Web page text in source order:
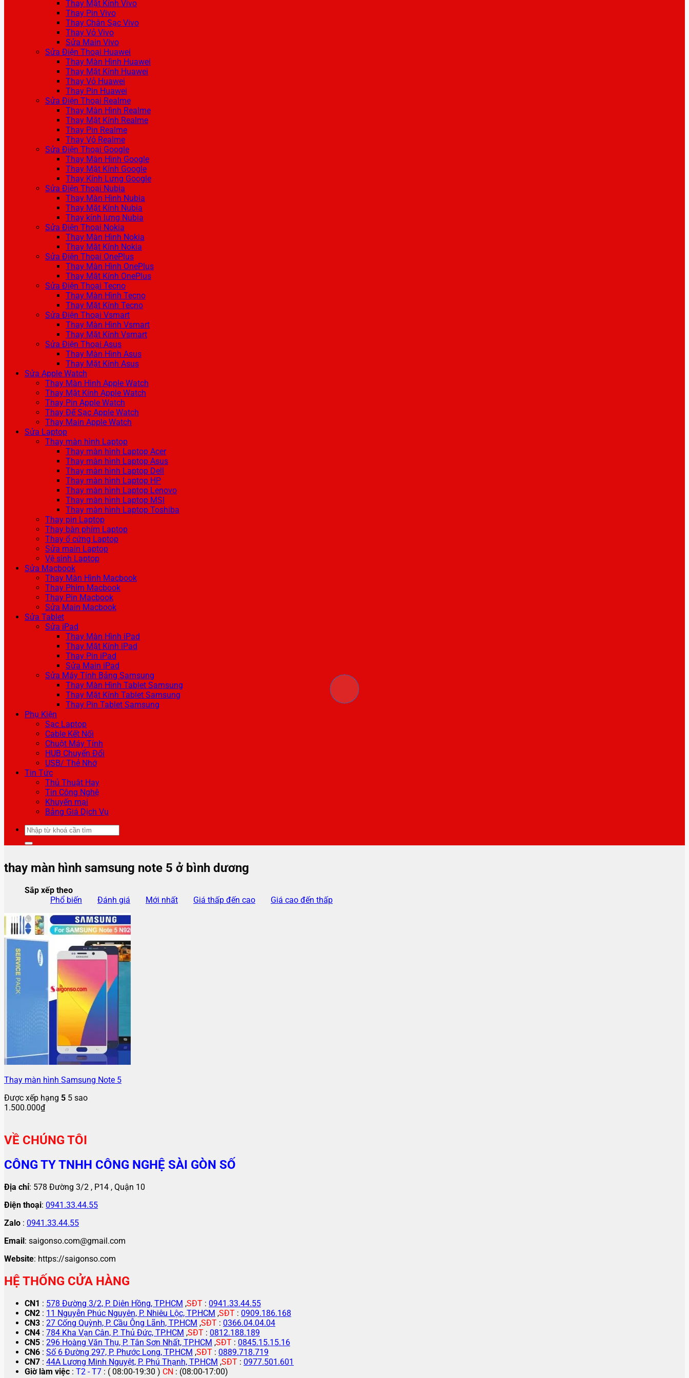
Thay Mặt Kính Vivo
Thay Pin Vivo
Thay Chân Sạc Vivo
Thay Vỏ Vivo
Sửa Main Vivo
Sửa Điện Thoại Huawei
Thay Màn Hình Huawei
Thay Mặt Kính Huawei
Thay Vỏ Huawei
Thay Pin Huawei
Sửa Điện Thoại Realme
Thay Màn Hình Realme
Thay Mặt Kính Realme
Thay Pin Realme
Thay Vỏ Realme
Sửa Điện Thoại Google
Thay Màn Hình Google
Thay Mặt Kính Google
Thay Kính Lưng Google
Sửa Điện Thoại Nubia
Thay Màn Hình Nubia
Thay Mặt Kính Nubia
Thay kính lưng Nubia
Sửa Điện Thoại Nokia
Thay Màn Hình Nokia
Thay Mặt Kính Nokia
Sửa Điện Thoại OnePlus
Thay Màn Hình OnePlus
Thay Mặt Kính OnePlus
Sửa Điện Thoại Tecno
Thay Màn Hình Tecno
Thay Mặt Kính Tecno
Sửa Điện Thoại Vsmart
Thay Màn Hình Vsmart
Thay Mặt Kính Vsmart
Sửa Điện Thoại Asus
Thay Màn Hình Asus
Thay Mặt Kính Asus
Sửa Apple Watch
Thay Màn Hình Apple Watch
Thay Mặt Kính Apple Watch
Thay Pin Apple Watch
Thay Đế Sạc Apple Watch
Thay Main Apple Watch
Sửa Laptop
Thay màn hình Laptop
Thay màn hình Laptop Acer
Thay màn hình Laptop Asus
Thay màn hình Laptop Dell
Thay màn hình Laptop HP
Thay màn hình Laptop Lenovo
Thay màn hình Laptop MSI
Thay màn hình Laptop Toshiba
Thay pin Laptop
Thay bàn phím Laptop
Thay ổ cứng Laptop
Sửa main Laptop
Vệ sinh Laptop
Sửa Macbook
Thay Màn Hình Macbook
Thay Phím Macbook
Thay Pin Macbook
Sửa Main Macbook
Sửa Tablet
Sửa iPad
Thay Màn Hình iPad
Thay Mặt Kính iPad
Thay Pin iPad
Sửa Main iPad
Sửa Máy Tính Bảng Samsung
Thay Màn Hình Tablet Samsung
Thay Mặt Kính Tablet Samsung
Thay Pin Tablet Samsung
Phụ Kiện
Sạc Laptop
Cable Kết Nối
Chuột Máy Tính
HUB Chuyển Đổi
USB/ Thẻ Nhớ
Tin Tức
Thủ Thuật Hay
Tin Công Nghệ
Khuyến mại
Bảng Giá Dịch Vụ
Tìm
kiếm:
thay màn hình samsung note 5 ở bình dương
Sắp xếp theo
Phổ biến
Đánh giá Mới nhất Giá thấp đến cao Giá cao đến thấp
Thay màn hình Samsung Note 5
Được xếp hạng 5 5 sao
1.500.000₫
VỀ CHÚNG TÔI
CÔNG TY TNHH CÔNG NGHỆ SÀI GÒN SỐ
Địa chỉ: 578 Đường 3/2 , P14 , Quận 10
Điện thoại: 0941.33.44.55
Zalo : 0941.33.44.55
Email: saigonso.com@gmail.com
Website: https://saigonso.com
HỆ THỐNG CỬA HÀNG
CN1 : 578 Đường 3/2, P. Diên Hồng, TP.HCM ,SĐT : 0941.33.44.55
CN2 : 11 Nguyễn Phúc Nguyên, P. Nhiêu Lộc, TP.HCM ,SĐT : 0909.186.168
CN3 : 27 Cống Quỳnh, P. Cầu Ông Lãnh, TP.HCM ,SĐT : 0366.04.04.04
CN4 : 784 Kha Vạn Cân, P. Thủ Đức, TP.HCM ,SĐT : 0812.188.189
CN5 : 296 Hoàng Văn Thụ, P. Tân Sơn Nhất, TP.HCM ,SĐT : 0845.15.15.16
CN6 : Số 6 Đường 297, P. Phước Long, TP.HCM ,SĐT : 0889.718.719
CN7 : 44A Lương Minh Nguyệt, P. Phú Thạnh, TP.HCM ,SĐT : 0977.501.601
Giờ làm việc : T2 - T7 : ( 08:00-19:30 ) CN : (08:00-17:00)